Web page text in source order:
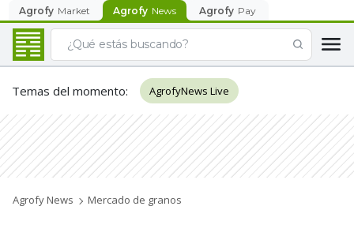
Agrofy Market Agrofy News Agrofy Pay
Temas del momento: AgrofyNews Live
Agrofy News Mercado de granos